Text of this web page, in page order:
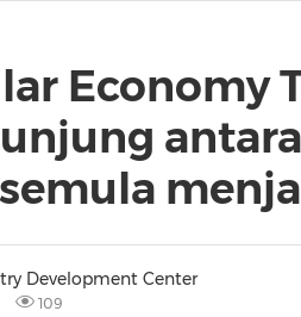
Economy
Development Center
109